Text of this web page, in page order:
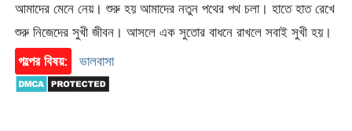
আমাদের মেনে নেয়। শুরু হয় আমাদের নতুন পথের পথ চলা। হাতে হাত রেখে
শুরু নিজেদের সুখী জীবন। আসলে এক সুতোর বাধনে রাখলে সবাই সুখী হয়।
গল্পের বিষয়:
ভালবাসা